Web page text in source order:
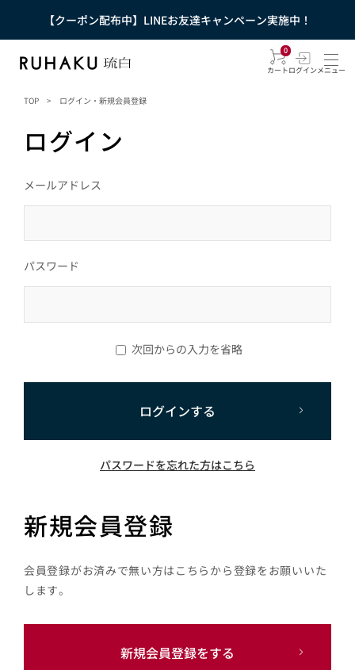
【クーポン配布中】LINEお友達キャンペーン実施中！
0
カートログインメニュー
TOP > ログイン・新規会員登録
ログイン
メールアドレス
パスワード
次回からの入力を省略
ログインする
パスワードを忘れた方はこちら
新規会員登録
会員登録がお済みで無い方はこちらから登録をお願いいた
します。
新規会員登録をする